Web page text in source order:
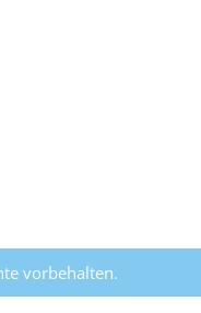
vorbehalten.